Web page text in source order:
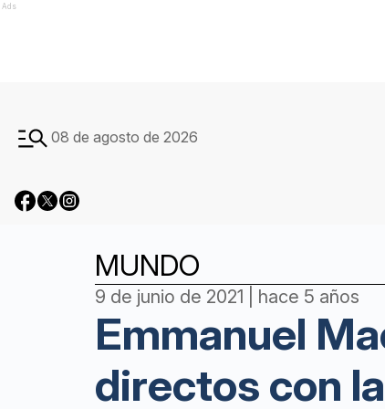
Ads
08 de agosto de 2026
MUNDO
9 de junio de 2021 | hace 5 años
Emmanuel
directos con